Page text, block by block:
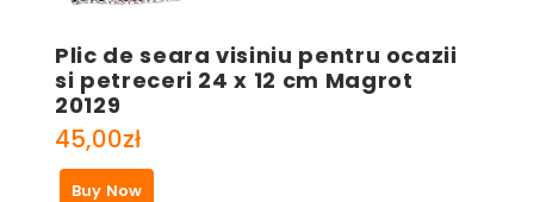
Plic de seara visiniu pentru ocazii
si petreceri 24 x 12 cm Magrot
20129
45,00zł
Buy Now